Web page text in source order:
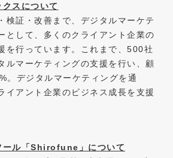
スについて
検証・改善まで、デジタルマーケテ
として、多くのクライアント企業の
を行っています。これまで、500社
ルマーケティングの支援を行い、顧
。デジタルマーケティングを通
イアント企業のビジネス成長を支援
ール「Shirofune」について